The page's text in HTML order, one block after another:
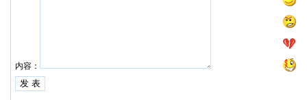
内容：